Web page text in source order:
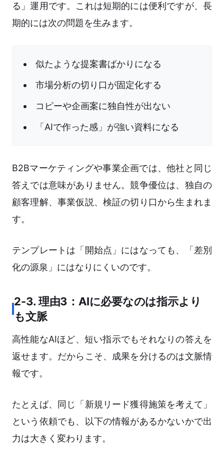
る」運用です。これは短期的には便利ですが、長
期的には次の問題を生みます。
似たような提案書ばかりになる
市場分析の切り口が固定化する
コピーや企画案に独自性が出ない
「AIで作った感」が強い資料になる
B2Bマーケティングや事業企画では、他社と同じ
答えでは意味がありません。競争優位は、独自の
顧客理解、事業仮説、検証の切り口から生まれま
す。
テンプレートは「開始点」にはなっても、「差別
化の源泉」にはなりにくいのです。
2-3. 理由3：AIに必要なのは指示より
も文脈
高性能なAIほど、短い指示でもそれなりの答えを
返せます。だからこそ、成果を分けるのは文脈情
報です。
たとえば、同じ「新規リード獲得施策を考えて」
という依頼でも、以下の情報があるかないかで出
力は大きく変わります。